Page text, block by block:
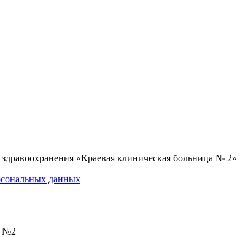
«Краевая клиническая больница № 2»
данных
№2